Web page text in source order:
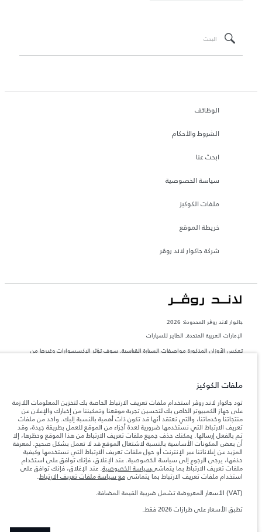
الوظائف
الشروط والأحكام
ابحث عنا
سياسة الخصوصية
ملفات الكوكيز
خريطة الموقع
شركة جاكوار لاند روڤر
جاكوار لاند روڨر المحدودة: 2026
الإمارات العربية المتحدة, الطاير للسيارات
تعكس الأوزان المذكورة مواصفات السيارة القياسية. سوف تؤثر الإكسسوارات وغيرها من
المعلومات والمواصفات والأسعار والألوان المذكورة على هذا الموقع قد تختلف من بلد إلى
آخر، كما أنّها قد تتغير بدون إشعار مسبق. الرجاء التواصل مع وكيلنا المحلي للتأكد من توفّرها
والتحقق من الأسعار.
ملاحظة مهمة حول الصور والمواصفات.إن النقص العالمي في أشباه الموصلات يؤثر حاليًا
في مواصفات تصميم السيارات وتوفر الخيارات وتوقيتات التصاميم. هذا ظرف ديناميكي
للغاية، ونتيجة لذلك، قد لا تمثّل الصور المستخدَمة ضمن موقع الويب حاليًا المواصفات الحالية
بالكامل بالنسبة إلى الميزات والخيارات والحلية ومجموعات الألوان. يرجى استشارة وكيلك الذي
سيتمكّن من تأكيد أي تقييدات حالية معك للسماح لك باتخاذ قرار مدروس
الأرقام المقدمة هي نتيجة لاختبارات المصنع الرسمية وفقاً لتشريعات الاتحاد الأوروبي. قد
يتباين استهلك الوقود الفعلي للمركبة عن ذلك المتحقق في تلك الاختبارات كما أن هذه
الأرقام بغرض المقارنة فحسب.
الأسعار تنطبق فقط على الطرازات المصنعة في عام 2026
ملفات الكوكيز
تود جاكوار لاند روڤر استخدام ملفات تعريف الارتباط الخاصة بك لتخزين المعلومات اللازمة
على جهاز الكمبيوتر الخاص بك لتحسين تجربة موقعنا وتمكيننا من إخبارك والإعلان عن
منتجاتنا وخدماتنا، والتي نعتقد أنها قد تكون ذات أهمية بالنسبة إليك. واحد من ملفات
تعريف الارتباط التي نستخدمها ضرورية لعدة أجزاء من الموقع للعمل بطريقة جيدة، وقد
تم بالفعل إرسالها. يمكنك حذف جميع ملفات تعريف الارتباط من هذا الموقع وحظرها، إلا
أن بعض المكونات الأساسية بالنسبة لاشتغال الموقع قد لا تعمل بشكل صحيح. لمعرفة
المزيد عن إعلاناتنا عبر الإنترنت أو حول ملفات تعريف الارتباط التي نستخدمها وكيفية
حذفها، يرجى الرجوع إلى سياسة الخصوصية. عند الإغلاق، فإنك توافق على استخدام
ملفات تعريف الارتباط بما يتماشىسياسة الخصوصية. عند الإغلاق، فإنك توافق على
استخدام ملفات تعريف الارتباط بما يتماشىمع سياسة ملفات تعريف الارتباط.
(VAT) الأسعار المعروضة تشمل ضريبة القيمة المضافة.
تطبق الأسعار على طرازات 2026 فقط.‎‎